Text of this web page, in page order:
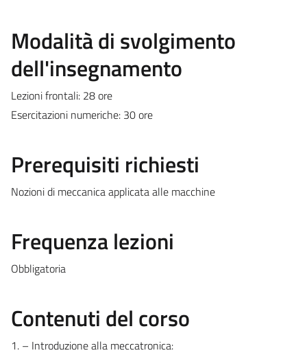
Modalità di svolgimento
dell'insegnamento
Lezioni frontali: 28 ore
Esercitazioni numeriche: 30 ore
Prerequisiti richiesti
Nozioni di meccanica applicata alle macchine
Frequenza lezioni
Obbligatoria
Contenuti del corso
1. – Introduzione alla meccatronica: